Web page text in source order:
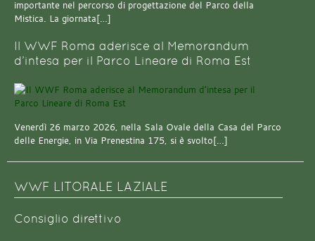
importante nel percorso di progettazione del Parco della
Mistica. La giornata[…]
Il WWF Roma aderisce al Memorandum
d’intesa per il Parco Lineare di Roma Est
Venerdì 26 marzo 2026, nella Sala Ovale della Casa del Parco
delle Energie, in Via Prenestina 175, si è svolto[…]
WWF LITORALE LAZIALE
Consiglio direttivo